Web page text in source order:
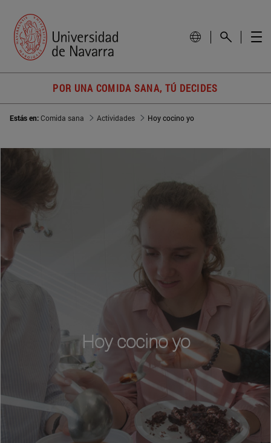
POR UNA COMIDA SANA, TÚ DECIDES
Estás en:Comida sana Actividades Hoy cocino yo
Hoy cocino yo